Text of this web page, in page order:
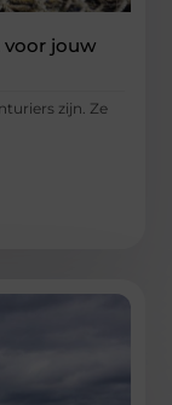
voor jouw
zijn. Ze